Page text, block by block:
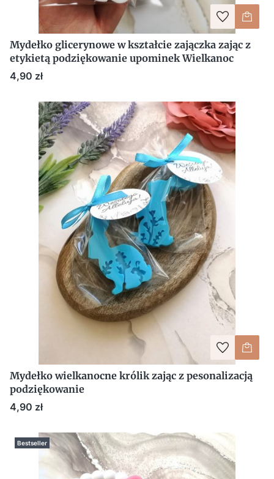
Mydełko glicerynowe w kształcie zajączka zając z
etykietą podziękowanie upominek Wielkanoc
Cena
4,90 zł
Mydełko wielkanocne królik zając z pesonalizacją
podziękowanie
Cena
4,90 zł
Bestseller